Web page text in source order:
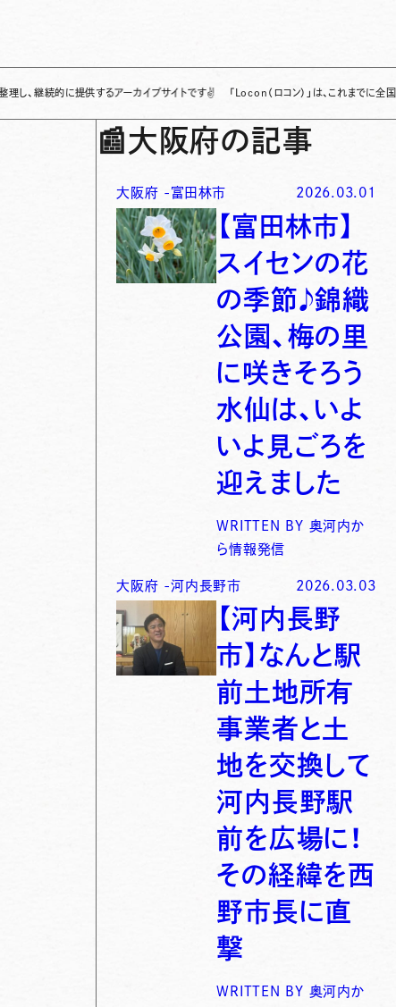
提供するアーカイブサイトです✌ 「Locon（ロコン）」は、これまでに全国各地で発信
📰大阪府の記事
大阪府 - 富田林市 2026.03.01
【富田林市】
スイセンの花
の季節♪錦織
公園、梅の里
に咲きそろう
水仙は、いよ
いよ見ごろを
迎えました
WRITTEN BY 奥河内か
ら情報発信
大阪府 -河内長野市 2026.03.03
【河内長野
市】なんと駅
前土地所有
事業者と土
地を交換して
河内長野駅
前を広場に！
その経緯を西
野市長に直
撃
WRITTEN BY 奥河内か